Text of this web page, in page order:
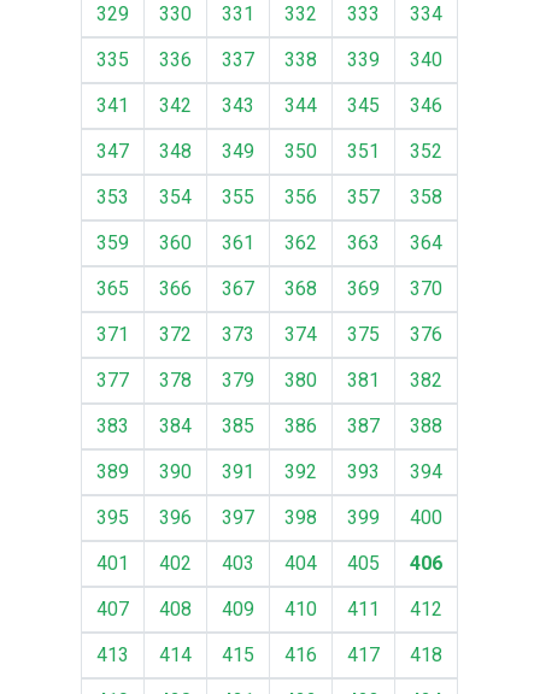
329
330 331 332 333
334
335
336 337 338 339
340
341
342 343 344 345
346
347
348 349 350 351
352
353
354 355 356 357
358
359
360 361 362 363
364
365
366 367 368 369
370
371
372 373 374 375
376
377
378 379 380 381
382
383
384 385 386 387
388
389
390 391 392 393
394
395
396 397 398 399
400
401
402 403 404 405
406
407
408 409 410 411
412
413
414 415 416 417
418